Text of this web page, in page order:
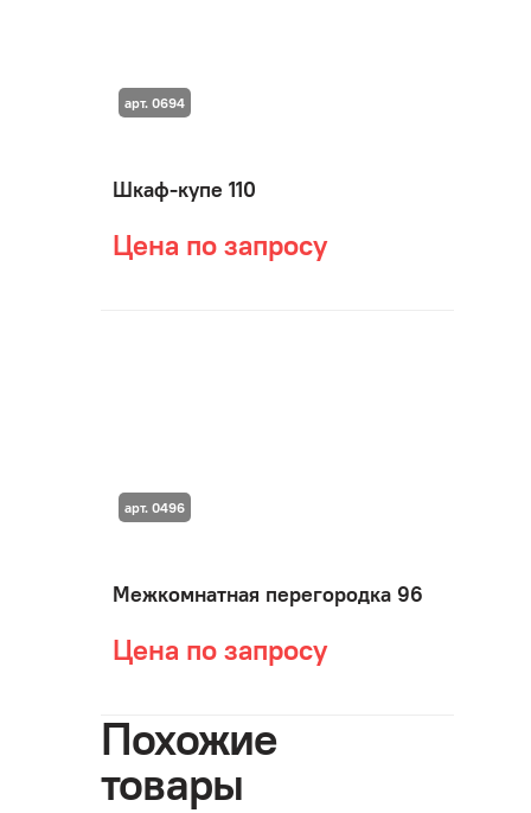
Шкаф-купе 110
Цена по запросу
арт. 0694
Межкомнатная перегородка 96
Цена по запросу
арт. 0496
Похожие
товары